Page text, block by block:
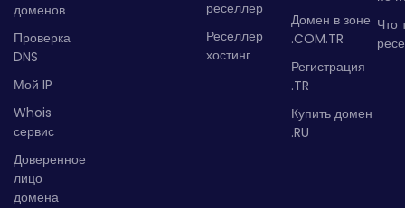
доменов
Проверка
DNS
Мой IP
Whois
сервис
Доверенное
лицо
домена
реселлер
Реселлер
хостинг
Домен в зоне
.COM.TR
Регистрация
.TR
Купить домен
.RU
Что